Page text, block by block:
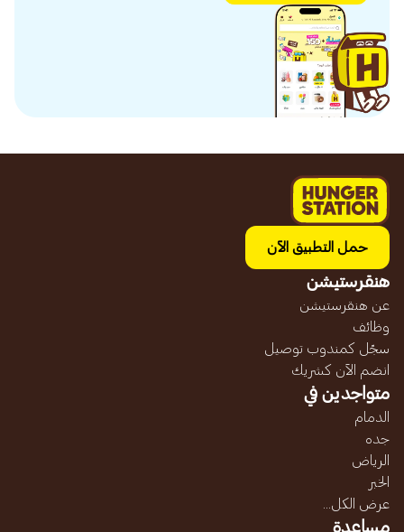
حمل التطبيق الآن
هنقرستيشن
عن هنقرستيشن
وظائف
سجّل كمندوب توصيل
انضم الآن كشريك
متواجدين في
الدمام
جده
الرياض
الخبر
عرض الكل...
مساعدة